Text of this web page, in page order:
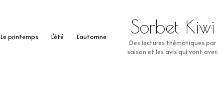
Le printemps L’été L’automne Sorbet Kiwi
Des lectures thématiques par
saison et les avis qui vont avec